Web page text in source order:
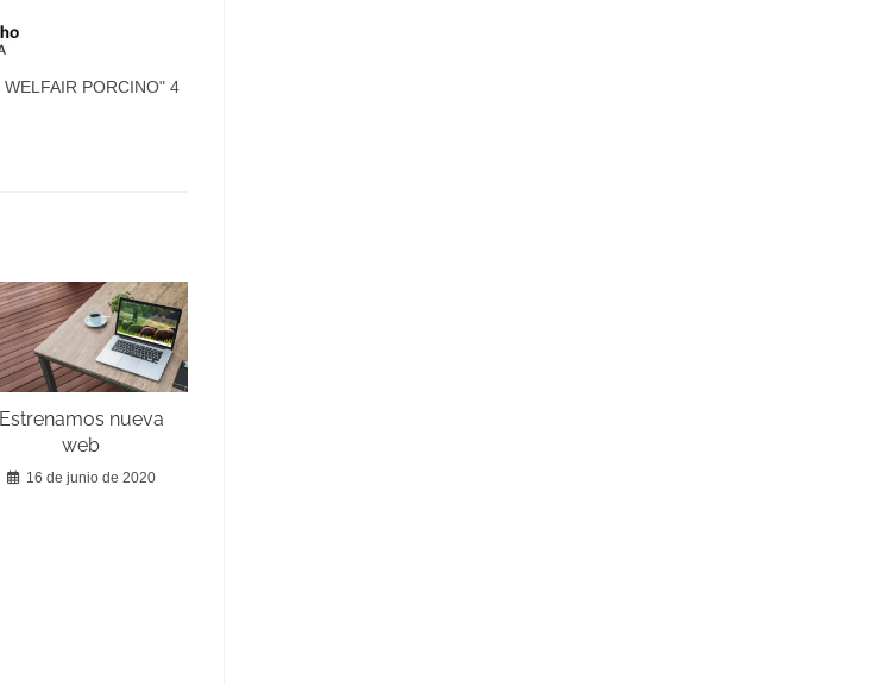
PORCINO" 4
Estrenamos nueva
web
16 de junio de 2020